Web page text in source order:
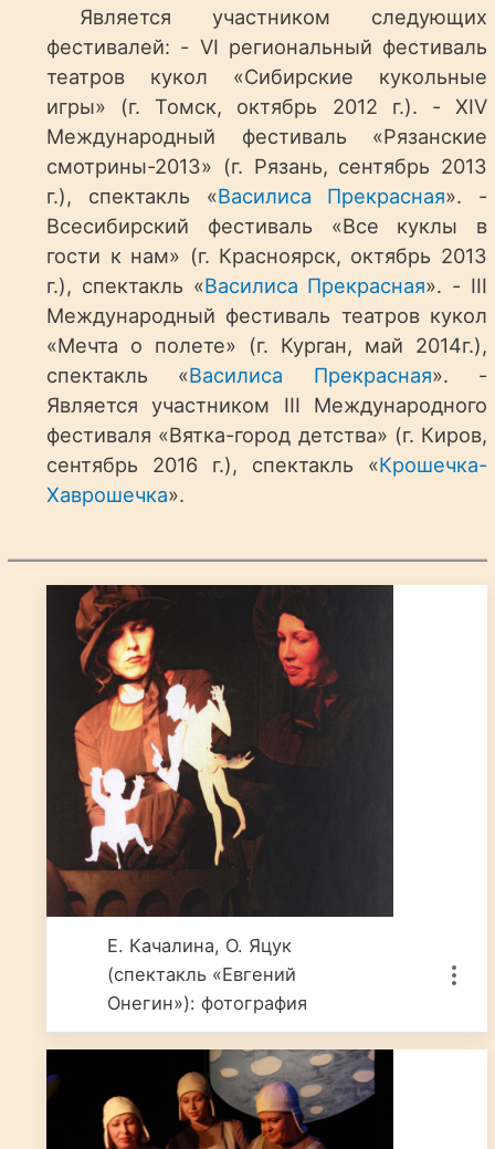
Является участником следующих
фестивалей: - VI региональный фестиваль
театров кукол «Сибирские кукольные
игры» (г. Томск, октябрь 2012 г.). - XIV
Международный фестиваль «Рязанские
смотрины-2013» (г. Рязань, сентябрь 2013
г.), спектакль «Василиса Прекрасная». -
Всесибирский фестиваль «Все куклы в
гости к нам» (г. Красноярск, октябрь 2013
г.), спектакль «Василиса Прекрасная». - III
Международный фестиваль театров кукол
«Мечта о полете» (г. Курган, май 2014г.),
спектакль «Василиса Прекрасная». -
Является участником III Международного
фестиваля «Вятка-город детства» (г. Киров,
сентябрь 2016 г.), спектакль «Крошечка-
Хаврошечка».
Е. Качалина, О. Яцук
(спектакль «Евгений
Онегин»): фотография